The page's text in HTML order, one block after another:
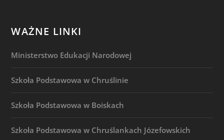
WAŻNE LINKI
Ministerstwo Edukacji Narodowej
Szkoła Podstawowa w Chruślinie
Szkoła Podstawowa w Boiskach
Szkoła Podstawowa w Chruślankach Józefowskich